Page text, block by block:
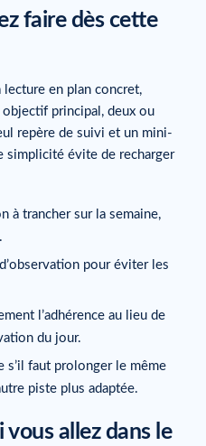
faire dès cette
en plan concret,
principal, deux ou
repère de suivi et un mini-
simplicité évite de recharger
à trancher sur la semaine,
pour éviter les
l’adhérence au lieu de
du jour.
s’il faut prolonger le même
piste plus adaptée.
allez dans le